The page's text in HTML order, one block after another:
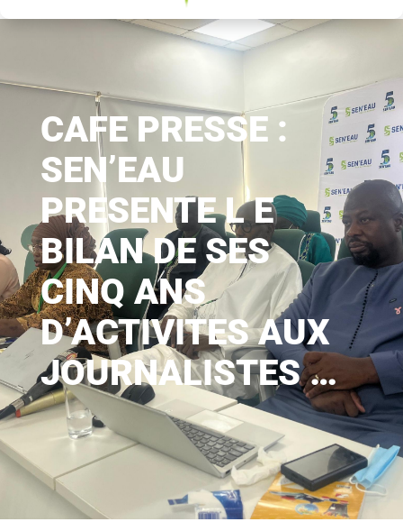
CAFE PRESSE :
SEN’EAU
PRESENTE L E
BILAN DE SES
CINQ ANS
D’ACTIVITES AUX
JOURNALISTES …